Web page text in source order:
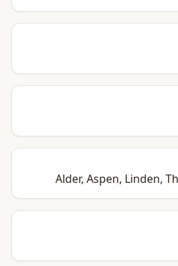
Alder, Aspen, Linden,